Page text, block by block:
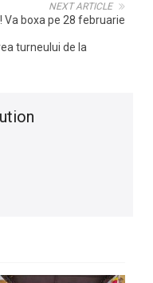
NEXT ARTICLE
Va boxa pe 28 februarie
turneului de la